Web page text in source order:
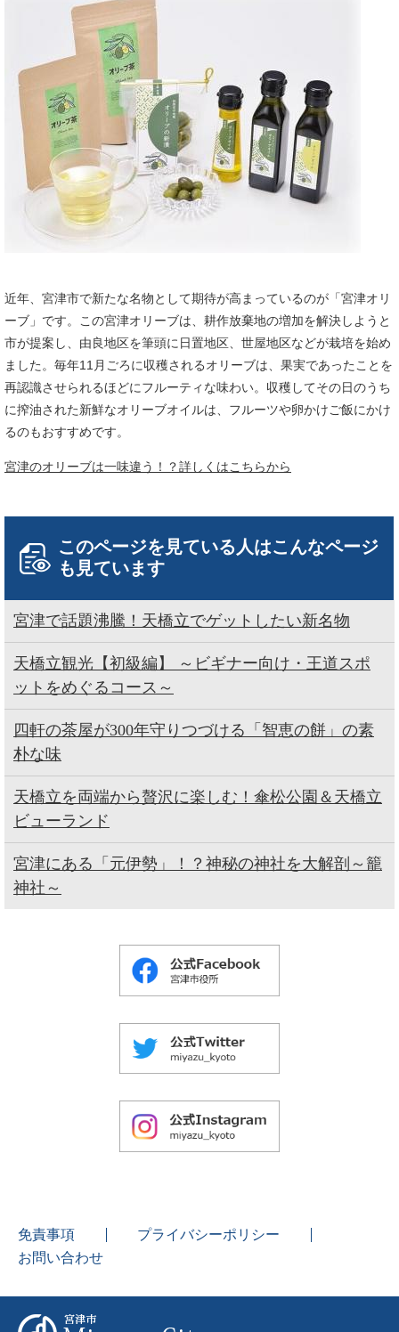
近年、宮津市で新たな名物として期待が高まっているのが「宮津オリ
ーブ」です。この宮津オリーブは、耕作放棄地の増加を解決しようと
市が提案し、由良地区を筆頭に日置地区、世屋地区などが栽培を始め
ました。毎年11月ごろに収穫されるオリーブは、果実であったことを
再認識させられるほどにフルーティな味わい。収穫してその日のうち
に搾油された新鮮なオリーブオイルは、フルーツや卵かけご飯にかけ
るのもおすすめです。
宮津のオリーブは一味違う！？詳しくはこちらから
このページを見ている人はこんなページ
も見ています
宮津で話題沸騰！天橋立でゲットしたい新名物
天橋立観光【初級編】 ～ビギナー向け・王道スポ
ットをめぐるコース～
四軒の茶屋が300年守りつづける「智恵の餅」の素
朴な味
天橋立を両端から贅沢に楽しむ！傘松公園＆天橋立
ビューランド
宮津にある「元伊勢」！？神秘の神社を大解剖～籠
神社～
免責事項
プライバシーポリシー
お問い合わせ